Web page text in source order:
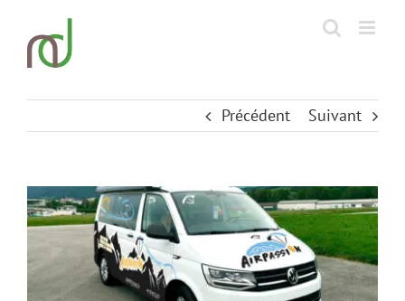
contenu
Précédent Suivant
View
Larger